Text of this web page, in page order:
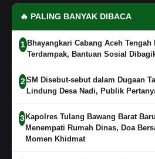
🔥 PALING BANYAK DIBACA
1 Bhayangkari Cabang Aceh Tengah
Terdampak, Bantuan Sosial
2SM Disebut-sebut dalam Dugaan
Lindung Desa Nadi, Publik
3Kapolres Tulang Bawang Barat
Menempati Rumah Dinas, Doa
Momen Khidmat